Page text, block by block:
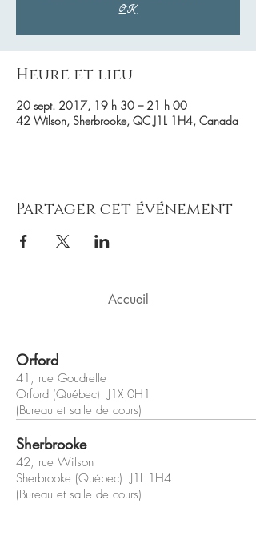
OK
Heure et lieu
20 sept. 2017, 19 h 30 – 21 h 00
42 Wilson, Sherbrooke, QC J1L 1H4, Canada
Partager cet événement
Accueil
Orford
41, rue Goudrelle
Orford (Québec) J1X 0H1
(Bureau et salle de cours)
Sherbrooke
42, rue Wilson
Sherbrooke (Québec) J1L 1H4
(Bureau et salle de cours)